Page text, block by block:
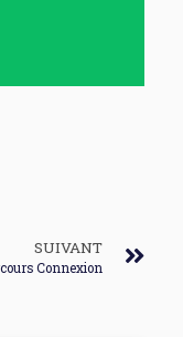
SUIVANT
Connexion